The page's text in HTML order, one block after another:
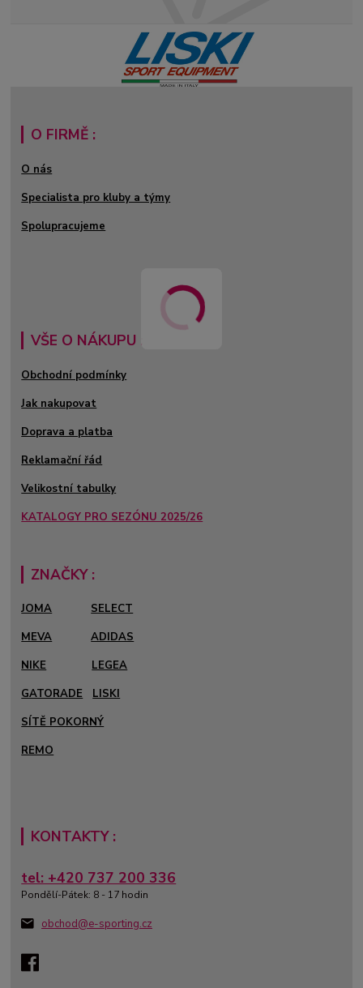
O FIRMĚ :
O nás
Specialista pro kluby a týmy
Spolupracujeme
VŠE O NÁKUPU :
Obchodní podmínky
Jak nakupovat
Doprava a platba
Reklamační řád
Velikostní tabulky
KATALOGY PRO SEZÓNU 2025/26
ZNAČKY :
JOMA
SELECT
MEVA
ADIDAS
NIKE
LEGEA
GATORADE
LISKI
SÍTĚ POKORNÝ
REMO
KONTAKTY :
tel: +420 737 200 336
Pondělí-Pátek: 8 - 17 hodin
obchod@e-sporting.cz